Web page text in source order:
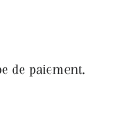
de paiement.